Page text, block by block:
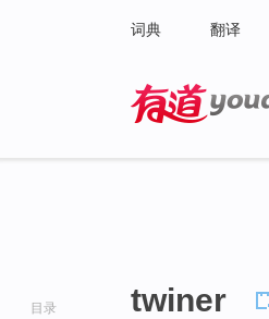
词典 翻译
目录 twiner